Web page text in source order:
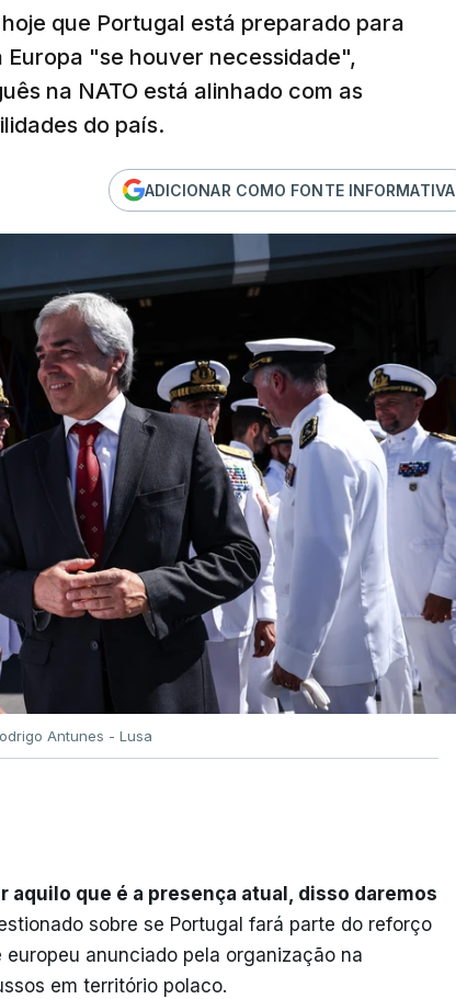
que Portugal está preparado para
"se houver necessidade",
na NATO está alinhado com as
do país.
ADICIONAR COMO FONTE INFORMATIVA
Antunes - Lusa
que é a presença atual, disso daremos
sobre se Portugal fará parte do reforço
anunciado pela organização na
em território polaco.